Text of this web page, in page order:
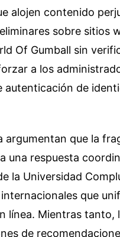
alojen contenido
sobre sitios
Of Gumball sin
a los
autenticación de
que la
una respuesta
la Universidad
que
línea. Mientras tanto,
de